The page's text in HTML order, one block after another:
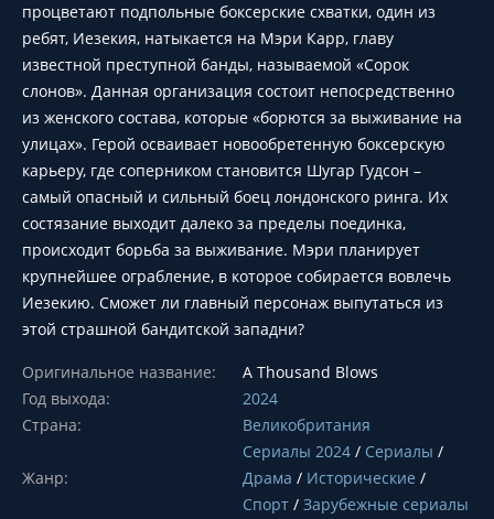
процветают подпольные боксерские схватки, один из
ребят, Иезекия, натыкается на Мэри Карр, главу
известной преступной банды, называемой «Сорок
слонов». Данная организация состоит непосредственно
из женского состава, которые «борются за выживание на
улицах». Герой осваивает новообретенную боксерскую
карьеру, где соперником становится Шугар Гудсон –
самый опасный и сильный боец лондонского ринга. Их
состязание выходит далеко за пределы поединка,
происходит борьба за выживание. Мэри планирует
крупнейшее ограбление, в которое собирается вовлечь
Иезекию. Сможет ли главный персонаж выпутаться из
этой страшной бандитской западни?
Оригинальное название:
A Thousand Blows
Год выхода:
2024
Страна:
Великобритания
Жанр:
Сериалы 2024 / Сериалы /
Драма / Исторические /
Спорт / Зарубежные сериалы